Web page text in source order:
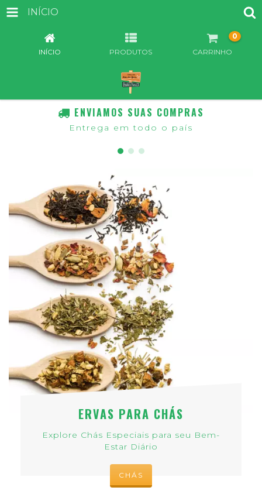
INÍCIO
INÍCIO PRODUTOS CARRINHO
0
ENVIAMOS SUAS COMPRAS
Entrega em todo o país
ERVAS PARA CHÁS
Explore Chás Especiais para seu Bem-
Estar Diário
CHÁS